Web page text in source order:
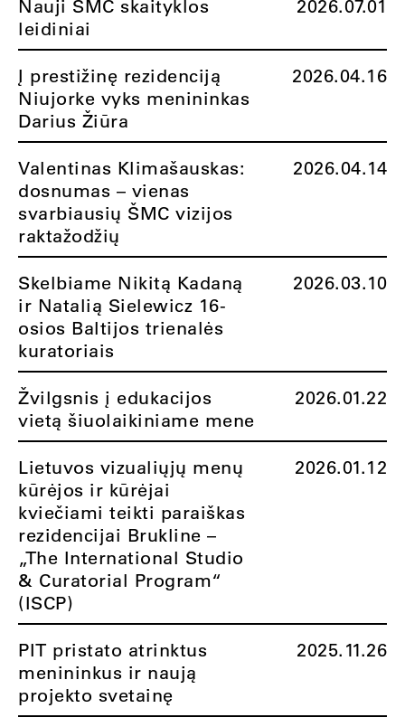
Nauji ŠMC skaityklos
leidiniai
2026.07.01
Į prestižinę rezidenciją
Niujorke vyks menininkas
Darius Žiūra
2026.04.16
Valentinas Klimašauskas:
dosnumas – vienas
svarbiausių ŠMC vizijos
raktažodžių
2026.04.14
Skelbiame Nikitą Kadaną
ir Natalią Sielewicz 16-
osios Baltijos trienalės
kuratoriais
2026.03.10
Žvilgsnis į edukacijos
vietą šiuolaikiniame mene
2026.01.22
Lietuvos vizualiųjų menų
kūrėjos ir kūrėjai
kviečiami teikti paraiškas
rezidencijai Brukline –
„The International Studio
& Curatorial Program“
(ISCP)
2026.01.12
PIT pristato atrinktus
menininkus ir naują
projekto svetainę
2025.11.26